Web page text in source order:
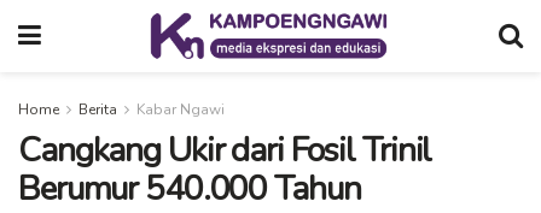
Home Berita Kabar Ngawi
Cangkang Ukir dari Fosil Trinil
Berumur 540.000 Tahun